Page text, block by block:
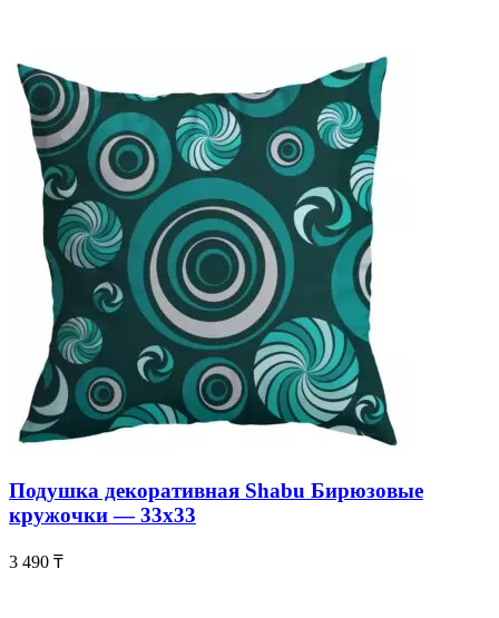
Подушка декоративная Shabu Бирюзовые
кружочки — 33х33
3 490 ₸